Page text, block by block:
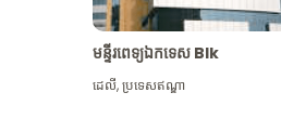
មន្ទីរពេទ្យឯកទេស Blk
ដេលី,ប្រទេសឥណ្ឌា